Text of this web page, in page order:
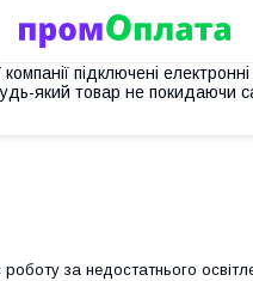
компанії підключені
який товар не покидаючи
за недостатнього